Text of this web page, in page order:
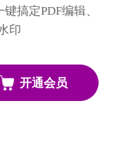
搞定PDF编辑、
印
开通会员